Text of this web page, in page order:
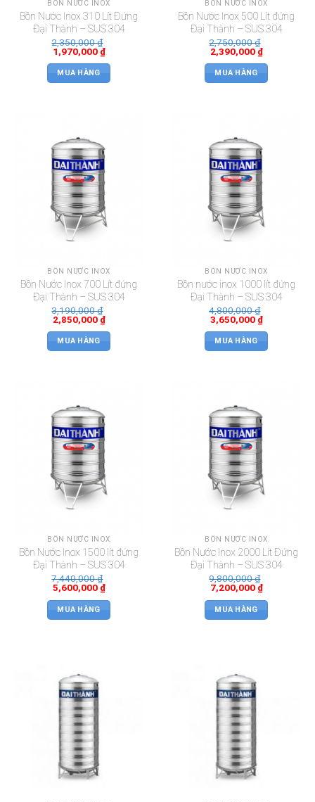
BỒN NƯỚC INOX
Bồn Nước Inox 310 Lít Đứng
Đại Thành – SUS 304
2,350,000₫
1,970,000₫
MUA HÀNG
BỒN NƯỚC INOX
Bồn Nước Inox 500 Lít đứng
Đại Thành – SUS 304
2,750,000₫
2,390,000₫
MUA HÀNG
BỒN NƯỚC INOX
Bồn Nước Inox 700 Lít đứng
Đại Thành – SUS 304
3,190,000₫
2,850,000 ₫
MUA HÀNG
BỒN NƯỚC INOX
Bồn nước inox 1000 lít đứng
Đại Thành – SUS 304
4,800,000₫
3,650,000 ₫
MUA HÀNG
BỒN NƯỚC INOX
Bồn Nước Inox 1500 lít đứng
Đại Thành – SUS 304
7,440,000₫
5,600,000 ₫
MUA HÀNG
BỒN NƯỚC INOX
Bồn Nước Inox 2000 Lít Đứng
Đại Thành – SUS 304
9,800,000₫
7,200,000 ₫
MUA HÀNG